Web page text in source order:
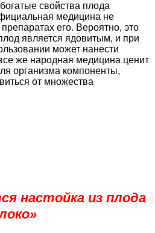
свойства плода
медицина не
его. Вероятно, это
является ядовитым, и при
может нанести
же народная медицина ценит
организма компоненты,
от множества
настойка из плода